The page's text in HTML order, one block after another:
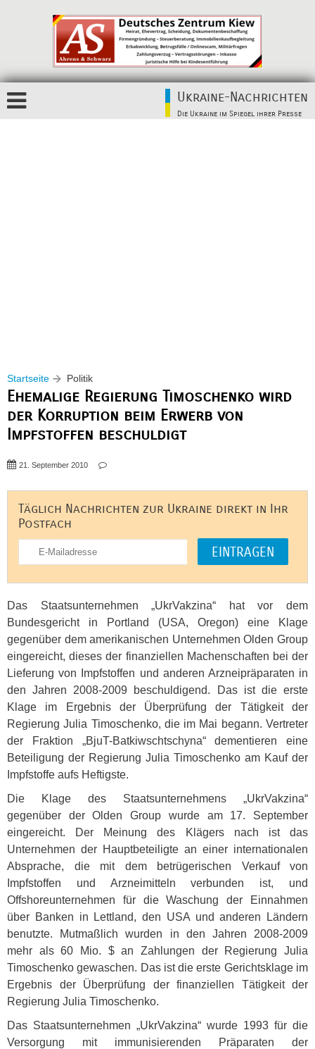
Ukraine-Nachrichten
Die Ukraine im Spiegel ihrer Presse
Startseite Politik
Ehemalige Regierung Timoschenko wird
der Korruption beim Erwerb von
Impfstoffen beschuldigt
21. September 2010
Täglich Nachrichten zur Ukraine direkt in Ihr
Postfach
Das Staatsunternehmen „UkrVakzina“ hat vor dem
Bundesgericht in Portland (USA, Oregon) eine Klage
gegenüber dem amerikanischen Unternehmen Olden Group
eingereicht, dieses der finanziellen Machenschaften bei der
Lieferung von Impfstoffen und anderen Arzneipräparaten in
den Jahren 2008-2009 beschuldigend. Das ist die erste
Klage im Ergebnis der Überprüfung der Tätigkeit der
Regierung Julia Timoschenko, die im Mai begann. Vertreter
der Fraktion „BjuT-Batkiwschtschyna“ dementieren eine
Beteiligung der Regierung Julia Timoschenko am Kauf der
Impfstoffe aufs Heftigste.
Die Klage des Staatsunternehmens „UkrVakzina“
gegenüber der Olden Group wurde am 17. September
eingereicht. Der Meinung des Klägers nach ist das
Unternehmen der Hauptbeteiligte an einer internationalen
Absprache, die mit dem betrügerischen Verkauf von
Impfstoffen und Arzneimitteln verbunden ist, und
Offshoreunternehmen für die Waschung der Einnahmen
über Banken in Lettland, den USAund anderen Ländern
benutzte. Mutmaßlich wurden in den Jahren 2008-2009
mehr als 60 Mio. $ an Zahlungen der Regierung Julia
Timoschenko gewaschen. Das ist die erste Gerichtsklage im
Ergebnis der Überprüfung der finanziellen Tätigkeit der
Regierung Julia Timoschenko.
Das Staatsunternehmen „UkrVakzina“ wurde 1993 für die
Versorgung mit immunisierenden Präparaten der